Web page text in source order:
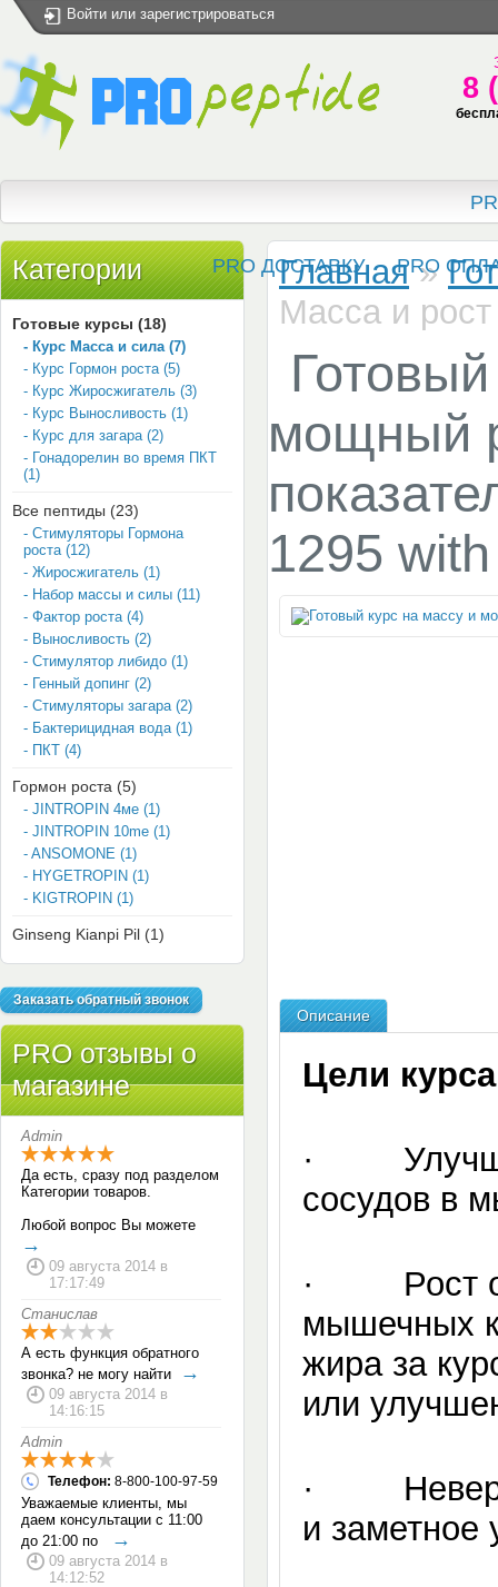
Войти или зарегистрироваться
8
PRO ДОСТАВКУ PRO
Категории
Готовые курсы (18)
- Курс Масса и сила (7)
- Курс Гормон роста (5)
- Курс Жиросжигатель (3)
- Курс Выносливость (1)
- Курс для загара (2)
- Гонадорелин во время ПКТ
(1)
Все пептиды (23)
- Стимуляторы Гормона
роста (12)
- Жиросжигатель (1)
- Набор массы и силы (11)
- Фактор роста (4)
- Выносливость (2)
- Стимулятор либидо (1)
- Генный допинг (2)
- Стимуляторы загара (2)
- Бактерицидная вода (1)
- ПКТ (4)
Гормон роста (5)
- JINTROPIN 4мe (1)
- JINTROPIN 10me (1)
- ANSOMONE (1)
- HYGETROPIN (1)
- KIGTROPIN (1)
Ginseng Kianpi Pil (1)
Заказать обратный звонок
PRO отзывы о
магазине
Admin
Да есть, сразу под разделом
Категории товаров.
Любой вопрос Вы можете
→
09 августа 2014 в
17:17:49
Станислав
А есть функция обратного
звонка? не могу найти
→
09 августа 2014 в
14:16:15
Admin
Телефон: 8-800-100-97-59
Уважаемые клиенты, мы
даем консультации с 11:00
до 21:00 по
→
09 августа 2014 в
14:12:52
Главная»
Масса и
мощный
1295
Описание
Цели курса
·
сосудов в
· Рост
мышечных
жира за
или
·
и заметное